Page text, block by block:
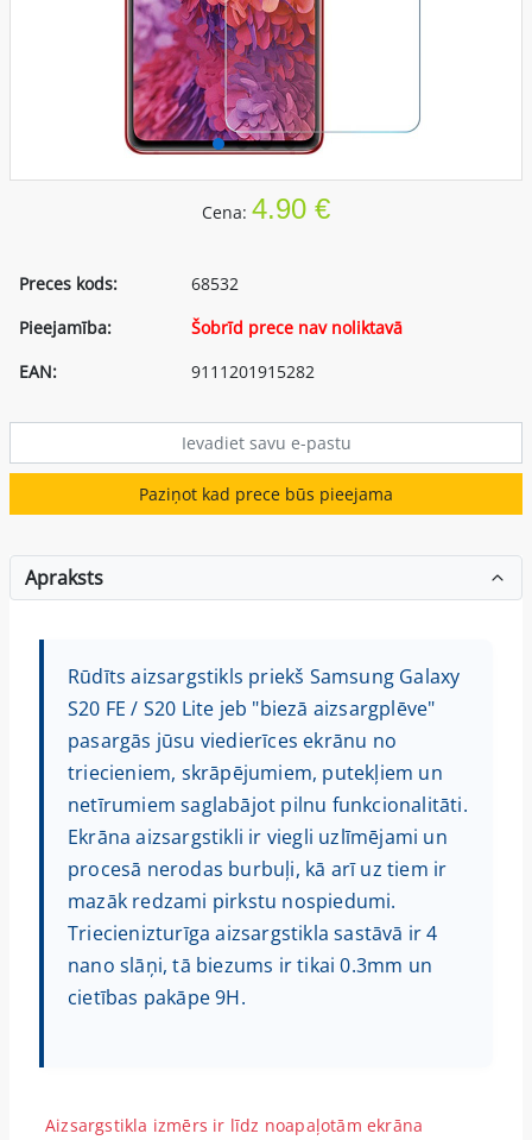
Cena: 4.90 €
Preces kods:
68532
Pieejamība:
Šobrīd prece nav noliktavā
EAN:
9111201915282
Paziņot kad prece būs pieejama
Apraksts
Rūdīts aizsargstikls priekš Samsung Galaxy
S20 FE / S20 Lite jeb "biezā aizsargplēve"
pasargās jūsu viedierīces ekrānu no
triecieniem, skrāpējumiem, putekļiem un
netīrumiem saglabājot pilnu funkcionalitāti.
Ekrāna aizsargstikli ir viegli uzlīmējami un
procesā nerodas burbuļi, kā arī uz tiem ir
mazāk redzami pirkstu nospiedumi.
Triecienizturīga aizsargstikla sastāvā ir 4
nano slāņi, tā biezums ir tikai 0.3mm un
cietības pakāpe 9H.
Aizsargstikla izmērs ir līdz noapaļotām ekrāna